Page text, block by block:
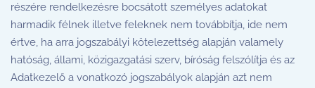
részére rendelkezésre bocsátott személyes adatokat
harmadik félnek illetve feleknek nem továbbítja, ide nem
értve, ha arra jogszabályi kötelezettség alapján valamely
hatóság, állami, közigazgatási szerv, bíróság felszólítja és az
Adatkezelő a vonatkozó jogszabályok alapján azt nem